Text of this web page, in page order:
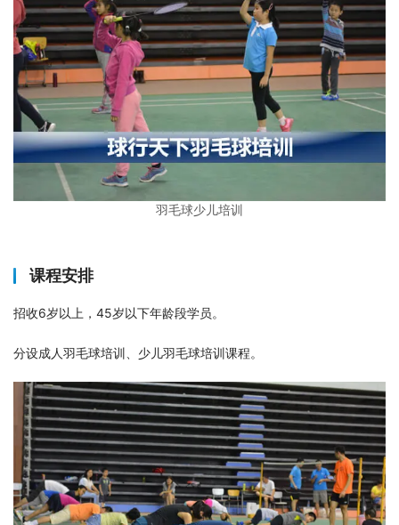
羽毛球少儿培训
课程安排
招收6岁以上，45岁以下年龄段学员。
分设成人羽毛球培训、少儿羽毛球培训课程。